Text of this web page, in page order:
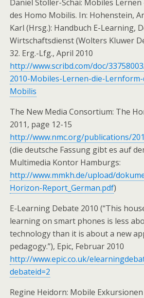
Daniel Stoller-Schai: Mobiles
des Homo Mobilis. In: Hohenstein,
Karl (Hrsg.): Handbuch E-Learning,
Wirtschaftsdienst (Wolters Kluwer
32. Erg.-Lfg., April 2010
http://www.scribd.com/doc/
2010-Mobiles-Lernen-die-
Mobilis
The New Media Consortium: The
2011, page 12-15
http://www.nmc.org/publications/
(die deutsche Fassung gibt es auf
Multimedia Kontor Hamburgs:
http://www.mmkh.de/upload/
Horizon-Report_German.pdf)
E-Learning Debate 2010 (“This
learning on smart phones is less
technology than it is about a new
pedagogy.”), Epic, Februar 2010
http://www.epic.co.uk/
debateid=2
Regine Heidorn: Mobile